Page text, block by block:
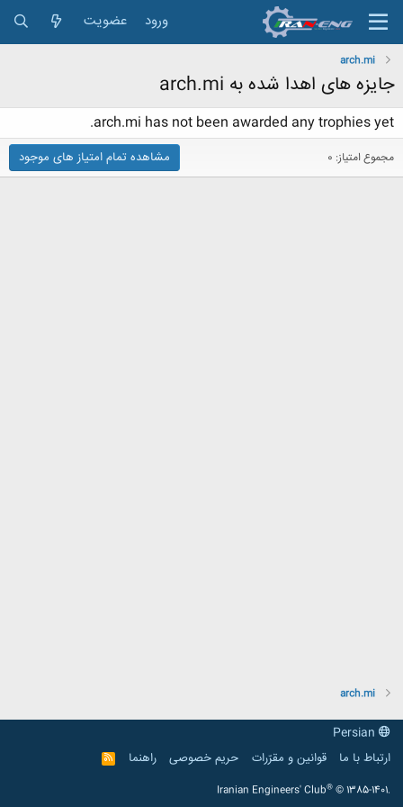
ورود عضویت
arch.mi
جایزه های اهدا شده به arch.mi
arch.mi has not been awarded any trophies yet.
مجموع امتیاز: 0 مشاهده تمام امتیاز های موجود
arch.mi
ارتباط با ما
قوانین و مقرّرات حریم خصوصی راهنما
R
S
Iranian Engineers' Club® © 1385-1401.